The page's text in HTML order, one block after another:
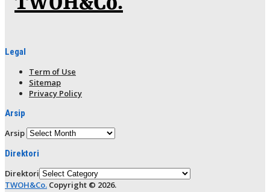
Legal
Term of Use
Sitemap
Privacy Policy
Arsip
Arsip
Direktori
Direktori
TWOH&Co. Copyright © 2026.